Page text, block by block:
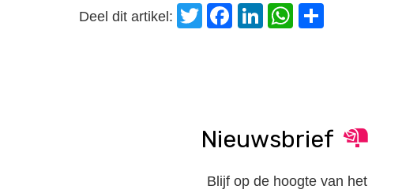
Deel dit artikel: Twitter
Facebook
LinkedIn
WhatsApp
Nieuwsbrief
Blijf op de hoogte van het